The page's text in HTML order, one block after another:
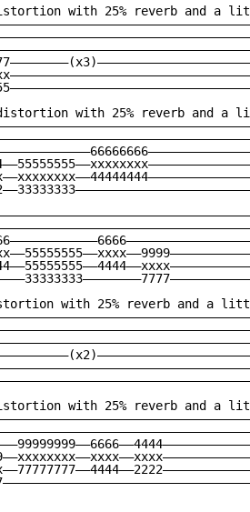
with 25% reverb and a
with 25% reverb and
with 25% reverb and a
with 25% reverb and a